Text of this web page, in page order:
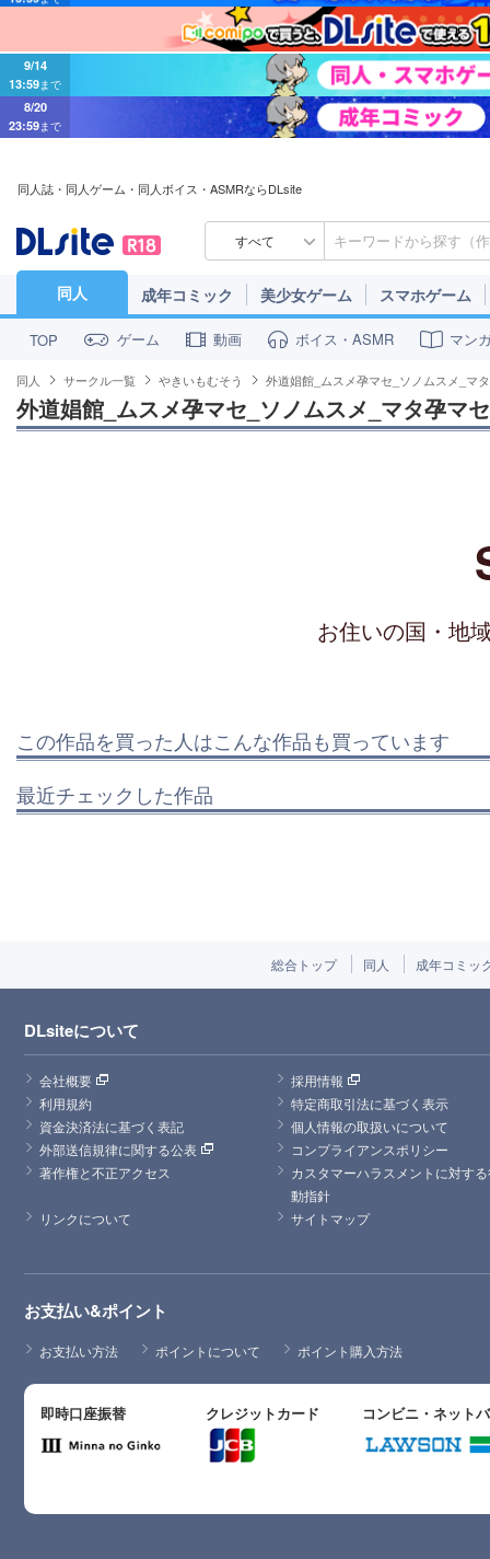
9/14
13:59 まで
8/20
23:59 まで
同人誌・同人ゲーム・同人ボイス・ASMRならDLsite
すべて
同人 成年コミック 美少女ゲーム スマホゲーム
TOP ゲーム 動画 ボイス・ASMR マン
同人 サークル一覧 やきいもむそう 外道娼館_ムスメ孕マセ_ソノムスメ_マ
外道娼館_ムスメ孕マセ_ソノムスメ_マタ孕マセ
お住いの国・地
この作品を買った人はこんな作品も買っています
最近チェックした作品
総合トップ 同人 成年コミッ
DLsiteについて
会社概要
採用情報
利用規約
特定商取引法に基づく表示
資金決済法に基づく表記
個人情報の取扱いについて
外部送信規律に関する公表
コンプライアンスポリシー
著作権と不正アクセス
カスタマーハラスメントに対す
動指針
リンクについて
サイトマップ
お支払い&ポイント
お支払い方法 ポイントについて ポイント購入方法
即時口座振替 クレジットカード コンビニ・ネット